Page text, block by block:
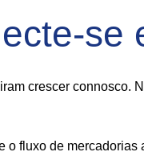
se
crescer connosco.
o fluxo de